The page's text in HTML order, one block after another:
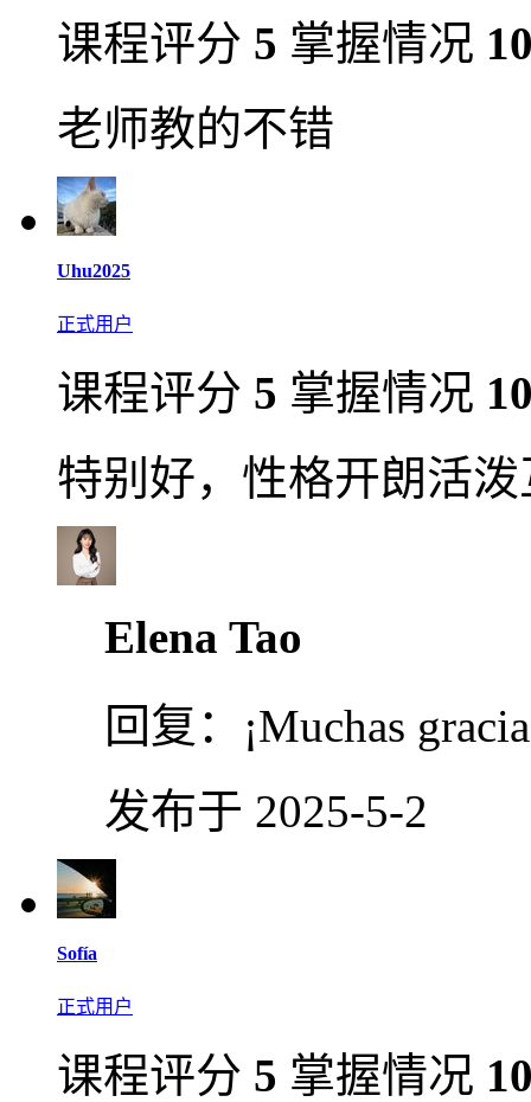
课程评分 5 掌握情况
老师教的不错
Uhu2025
正式用户
课程评分 5 掌握情况
特别好，性格开朗活
Elena Tao
回复： ¡Muchas
发布于 2025-5-2
​Sofía​
正式用户
课程评分 5 掌握情况